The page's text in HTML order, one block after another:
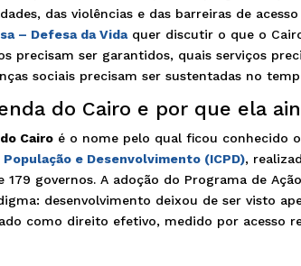
das violências e das barreiras de
– Defesa da Vidaquer discutir o que o
precisam ser garantidos, quais serviços
sociais precisam ser sustentadas no
do Cairo e por que ela
Cairo é o nome pelo qual ficou conhecido o
e Desenvolvimento (ICPD),
179 governos. A adoção do Programa de
desenvolvimento deixou de ser visto
como direito efetivo, medido por acesso